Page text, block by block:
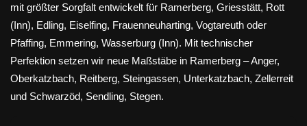
mit größter Sorgfalt entwickelt für Ramerberg, Griesstätt, Rott
(Inn), Edling, Eiselfing, Frauenneuharting, Vogtareuth oder
Pfaffing, Emmering, Wasserburg (Inn). Mit technischer
Perfektion setzen wir neue Maßstäbe in Ramerberg – Anger,
Oberkatzbach, Reitberg, Steingassen, Unterkatzbach, Zellerreit
und Schwarzöd, Sendling, Stegen.